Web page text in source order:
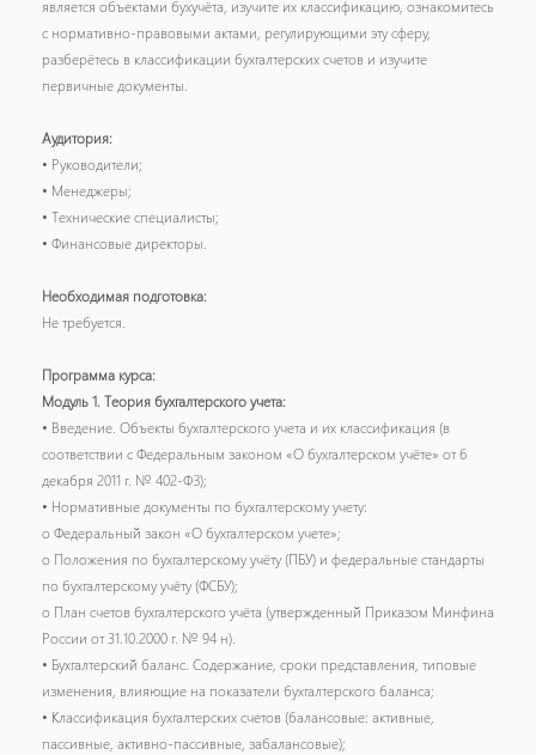
является объектами бухучёта, изучите их классификацию, ознакомитесь
с нормативно-правовыми актами, регулирующими эту сферу,
разберётесь в классификации бухгалтерских счетов и изучите
первичные документы.
Аудитория:
• Руководители;
• Менеджеры;
• Технические специалисты;
• Финансовые директоры.
Необходимая подготовка:
Не требуется.
Программа курса:
Модуль 1. Теория бухгалтерского учета:
• Введение. Объекты бухгалтерского учета и их классификация (в
соответствии с Федеральным законом «О бухгалтерском учёте» от 6
декабря 2011 г. № 402-ФЗ);
• Нормативные документы по бухгалтерскому учету:
o Федеральный закон «О бухгалтерском учете»;
o Положения по бухгалтерскому учёту (ПБУ) и федеральные стандарты
по бухгалтерскому учёту (ФСБУ);
o План счетов бухгалтерского учёта (утвержденный Приказом Минфина
России от 31.10.2000 г. № 94 н).
• Бухгалтерский баланс. Содержание, сроки представления, типовые
изменения, влияющие на показатели бухгалтерского баланса;
• Классификация бухгалтерских счетов (балансовые: активные,
пассивные, активно-пассивные, забалансовые);